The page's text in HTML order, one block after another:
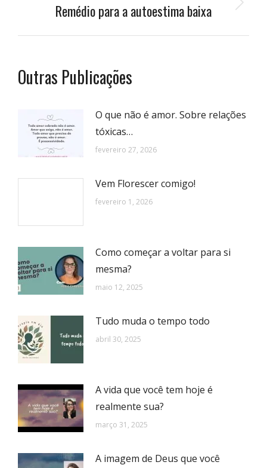
Próximo
Remédio para a autoestima baixa
Outras Publicações
O que não é amor. Sobre relações
tóxicas…
fevereiro 27, 2026
Vem Florescer comigo!
fevereiro 1, 2026
Como começar a voltar para si
mesma?
maio 12, 2025
Tudo muda o tempo todo
abril 30, 2025
A vida que você tem hoje é
realmente sua?
março 31, 2025
A imagem de Deus que você